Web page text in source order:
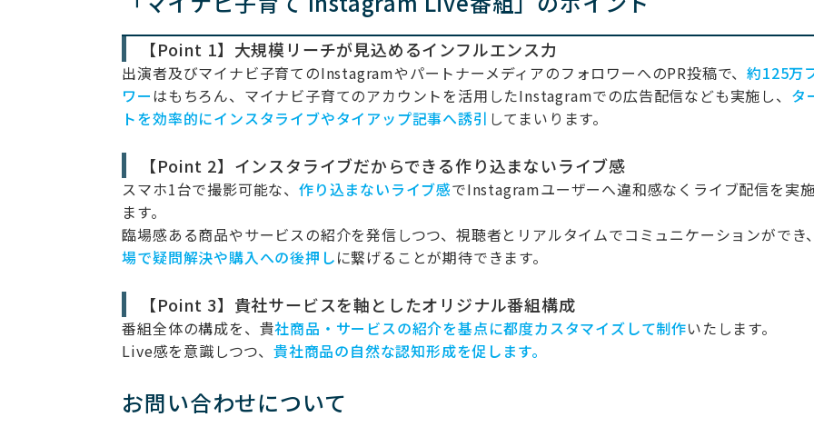
【Point 1】大規模リーチが見込めるインフルエンス力
出演者及びマイナビ子育てのInstagramやパートナーメディアのフォロワーへのPR投稿で、約125万
ワーはもちろん、マイナビ子育てのアカウントを活用したInstagramでの広告配信なども実施し、 タ
トを効率的にインスタライブやタイアップ記事へ誘引 してまいります。
【Point 2】インスタライブだからできる作り込まないライブ感
スマホ1台で撮影可能な、作り込まないライブ感でInstagramユーザーへ違和感なくライブ配信を実
ます。
臨場感ある商品やサービスの紹介を発信しつつ、視聴者とリアルタイムでコミュニケーションができ
場で疑問解決や購入への後押しに繋げることが期待できます。
【Point 3】貴社サービスを軸としたオリジナル番組構成
番組全体の構成を、貴社商品・サービスの紹介を基点に都度カスタマイズして制作いたします。
Live感を意識しつつ、貴社商品の自然な認知形成を促します。
お問い合わせについて